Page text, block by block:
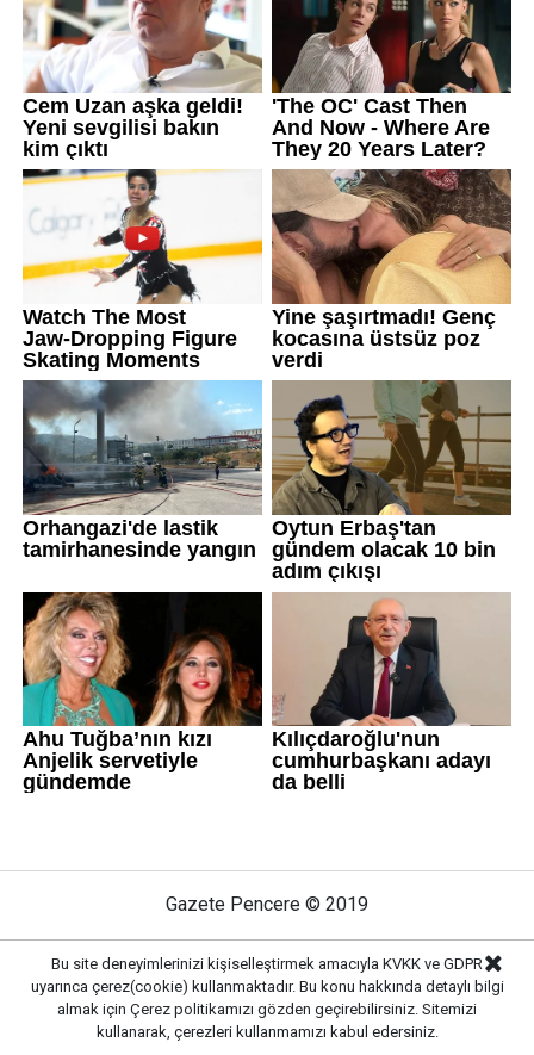
Gazete Pencere © 2019
Ana Sayfa Künye İletişim
Gizlilik İlkeleri
Sitene Ekle
Bu site deneyimlerinizi kişiselleştirmek amacıyla KVKK ve GDPR
uyarınca çerez(cookie) kullanmaktadır. Bu konu hakkında detaylı bilgi
almak için Çerez politikamızı gözden geçirebilirsiniz. Sitemizi
kullanarak, çerezleri kullanmamızı kabul edersiniz.